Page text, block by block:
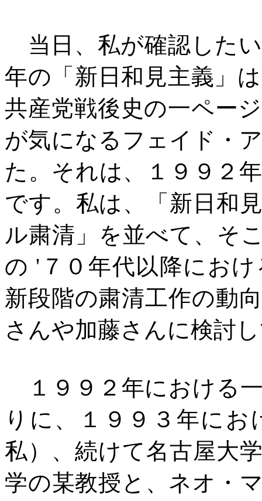
当日、私が確認した
年の「新日和見主義」
共産党戦後史の一ペー
が気になるフェイド・
た。それは、１９９２
です。私は、「新日和
ル粛清」を並べて、そ
の ' ７０年代以降にお
新段階の粛清工作の動
さんや加藤さんに検討
１９９２年における
りに、１９９３年に
私）、続けて名古屋大
学の某教授と、ネオ・